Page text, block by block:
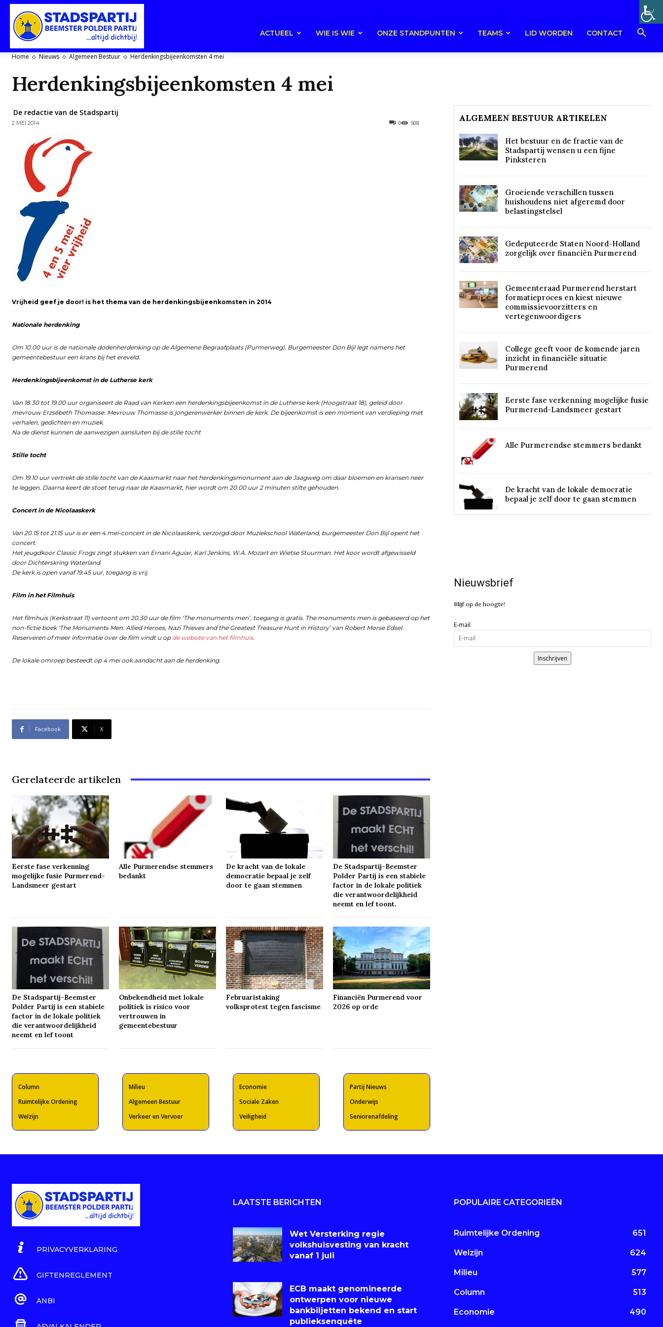
Purmerend-
ACTUEEL WIE IS WIE ONZE STANDPUNTEN TEAMS LID WORDEN CONTACT
Home Nieuws Algemeen Bestuur Herdenkingsbijeenkomsten 4 mei
Herdenkingsbijeenkomsten 4 mei
De redactie van de Stadspartij
2 MEI 2014 508
0
Vrijheid geef je door! is het thema van de herdenkingsbijeenkomsten in 2014
Nationale herdenking
Om 10.00 uur is de nationale dodenherdenking op de Algemene Begraafplaats (Purmerweg). Burgemeester Don Bijl legt namens het
gemeentebestuur een krans bij het ereveld.
Herdenkingsbijeenkomst in de Lutherse kerk
Van 18.30 tot 19.00 uur organiseert de Raad van Kerken een herdenkingsbijeenkomst in de Lutherse kerk (Hoogstraat 18), geleid door
mevrouw Erzsébeth Thomasse. Mevrouw Thomasse is jongerenwerker binnen de kerk. De bijeenkomst is een moment van verdieping met
verhalen, gedichten en muziek.
Na de dienst kunnen de aanwezigen aansluiten bij de stille tocht
Stille tocht
Om 19.10 uur vertrekt de stille tocht van de Kaasmarkt naar het herdenkingsmonument aan de Jaagweg om daar bloemen en kransen neer
te leggen. Daarna keert de stoet terug naar de Kaasmarkt, hier wordt om 20.00 uur 2 minuten stilte gehouden.
Concert in de Nicolaaskerk
Van 20.15 tot 21.15 uur is er een 4 mei-concert in de Nicolaaskerk, verzorgd door Muziekschool Waterland, burgemeester Don Bijl opent het
concert.
Het jeugdkoor Classic Frogs zingt stukken van Ernani Aguiar, Karl Jenkins, W.A. Mozart en Wietse Stuurman. Het koor wordt afgewisseld
door Dichterskring Waterland.
De kerk is open vanaf 19.45 uur, toegang is vrij.
Film in het Filmhuis
Het filmhuis (Kerkstraat 11) vertoont om 20.30 uur de film ‘The monuments men’, toegang is gratis. The monuments men is gebaseerd op het
non-fictie boek ‘The Monuments Men: Allied Heroes, Nazi Thieves and the Greatest Treasure Hunt in History’ van Robert Morse Edsel.
Reserveren of meer informatie over de film vindt u op de website van het filmhuis.
De lokale omroep besteedt op 4 mei ook aandacht aan de herdenking.
Facebook X
Gerelateerde artikelen
Eerste fase verkenning
mogelijke fusie Purmerend-
Landsmeer gestart
Alle Purmerendse stemmers
bedankt
De kracht van de lokale
democratie bepaal je zelf
door te gaan stemmen
De Stadspartij-Beemster
Polder Partij is een stabiele
factor in de lokale politiek
die verantwoordelijkheid
neemt en lef toont.
De Stadspartij-Beemster
Polder Partij is een stabiele
factor in de lokale politiek
die verantwoordelijkheid
neemt en lef toont
Onbekendheid met lokale
politiek is risico voor
vertrouwen in
gemeentebestuur
Februaristaking
volksprotest tegen fascisme
Financiën Purmerend voor
2026 op orde
Column
Ruimtelijke Ordening
Welzijn
Milieu
Algemeen Bestuur
Verkeer en Vervoer
Economie
Sociale Zaken
Veiligheid
Partij Nieuws
Onderwijs
Seniorenafdeling
ALGEMEEN BESTUUR ARTIKELEN
Het bestuur en de fractie van de
Stadspartij wensen u een fijne
Pinksteren
Groeiende verschillen tussen
huishoudens niet afgeremd door
belastingstelsel
Gedeputeerde Staten Noord-Holland
zorgelijk over financiën Purmerend
Gemeenteraad Purmerend herstart
formatieproces en kiest nieuwe
commissievoorzitters en
vertegenwoordigers
College geeft voor de komende jaren
inzicht in financiële situatie
Purmerend
Eerste fase verkenning mogelijke fusie
Purmerend-Landsmeer gestart
Alle Purmerendse stemmers bedankt
De kracht van de lokale democratie
bepaal je zelf door te gaan stemmen
Nieuwsbrief
Blijf op de hoogte!
E-mail
Inschrijven
PRIVACYVERKLARING
GIFTENREGLEMENT
ANBI
LAATSTE BERICHTEN
Wet Versterking regie
volkshuisvesting van kracht
vanaf 1 juli
ECB maakt genomineerde
ontwerpen voor nieuwe
bankbiljetten bekend en start
publieksenquête
POPULAIRE CATEGORIEËN
Ruimtelijke Ordening 651
Welzijn 624
Milieu 577
Column 513
Economie 490